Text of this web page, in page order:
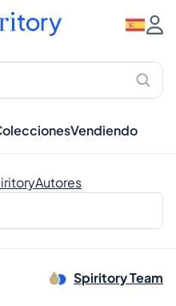
Vendiendo
Autores
Spiritory Team